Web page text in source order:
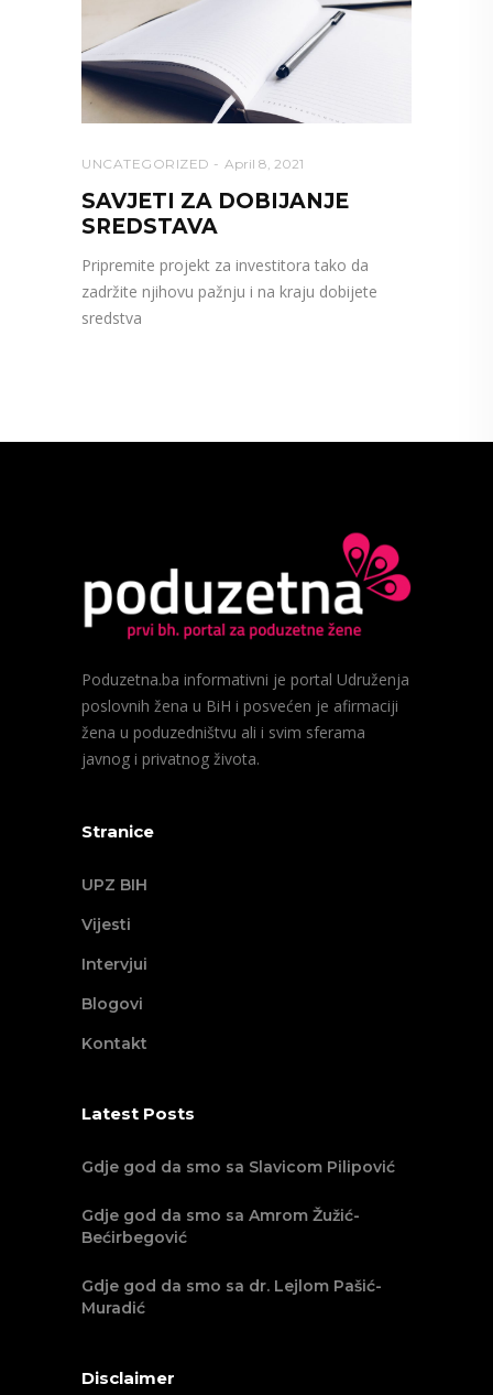
UNCATEGORIZED April 8, 2021
SAVJETI ZA DOBIJANJE
SREDSTAVA
Pripremite projekt za investitora tako da
zadržite njihovu pažnju i na kraju dobijete
sredstva
Poduzetna.ba informativni je portal Udruženja
poslovnih žena u BiH i posvećen je afirmaciji
žena u poduzedništvu ali i svim sferama
javnog i privatnog života.
Stranice
UPZ BIH
Vijesti
Intervjui
Blogovi
Kontakt
Latest Posts
Gdje god da smo sa Slavicom Pilipović
Gdje god da smo sa Amrom Žužić-
Bećirbegović
Gdje god da smo sa dr. Lejlom Pašić-
Muradić
Disclaimer